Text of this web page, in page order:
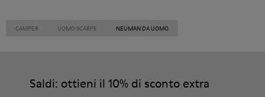
CAMPER UOMO SCARPE NEUMAN DA UOMO
Saldi: ottieni il 10% di sconto extra